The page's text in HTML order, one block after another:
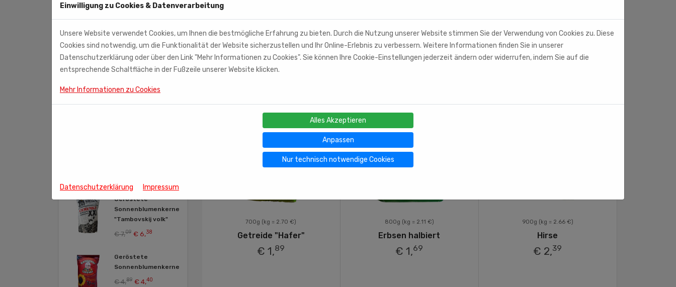
Süßigkeiten
T-Shirts / Matrosenhemd
Tee
Weihnachtsartikel
Weihnachtssüßigkeiten
Geröstete
Sonnenblumenkerne
"Tambovskij volk"
€ 7,09 € 6,38
Geröstete
Sonnenblumenkerne
€ 4,89 € 4,40
700g (kg = 2.70 €)
Getreide "Hafer"
€ 1,89
800g (kg = 2.11 €)
Erbsen halbiert
€ 1,69
900g (kg = 2.66 €)
Hirse
€ 2,39
Einwilligung zu Cookies & Datenverarbeitung
Unsere Website verwendet Cookies, um Ihnen die bestmögliche Erfahrung zu bieten. Durch die Nutzung unserer Website stimmen Sie der Verwendung von Cookies zu. Diese
Cookies sind notwendig, um die Funktionalität der Website sicherzustellen und Ihr Online-Erlebnis zu verbessern. Weitere Informationen finden Sie in unserer
Datenschutzerklärung oder über den Link "Mehr Informationen zu Cookies". Sie können Ihre Cookie-Einstellungen jederzeit ändern oder widerrufen, indem Sie auf die
entsprechende Schaltfläche in der Fußzeile unserer Website klicken.
Mehr Informationen zu Cookies
Alles Akzeptieren
Anpassen
Nur technisch notwendige Cookies
Datenschutzerklärung Impressum